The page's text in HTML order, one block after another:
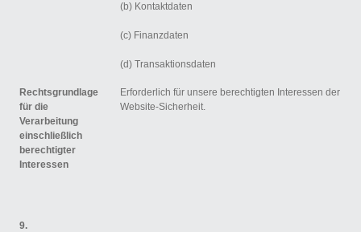
(b) Kontaktdaten
(c) Finanzdaten
(d) Transaktionsdaten
Rechtsgrundlage
für die
Verarbeitung
einschließlich
berechtigter
Interessen
Erforderlich für unsere berechtigten Interessen der
Website-Sicherheit.
9.